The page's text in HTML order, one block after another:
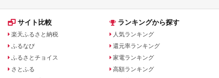
サイト比較
楽天ふるさと納税
ふるなび
ふるさとチョイス
さとふる
ランキングから探す
人気ランキング
還元率ランキング
家電ランキング
高額ランキング